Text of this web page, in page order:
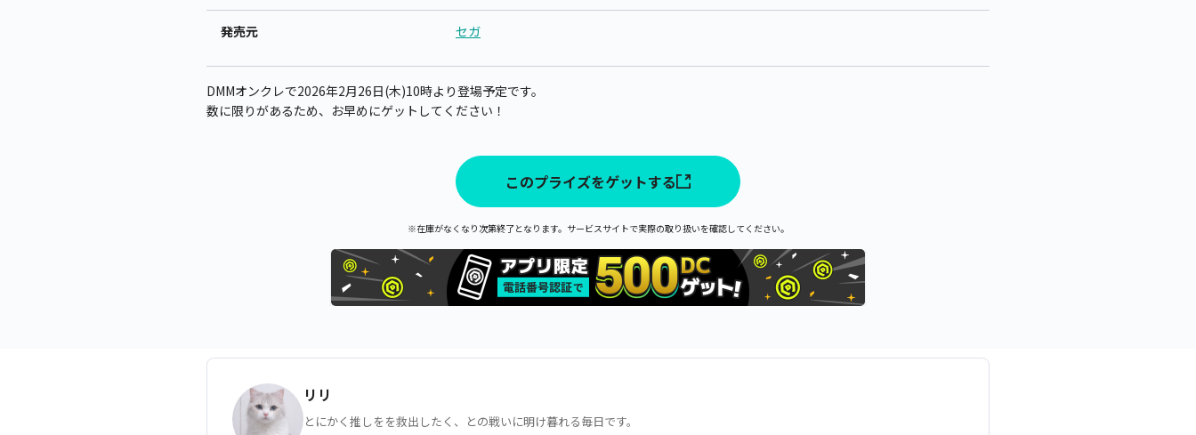
発売元 セガ
DMMオンクレで2026年2月26日(木)10時より登場予定です。
数に限りがあるため、お早めにゲットしてください！
このプライズをゲットする
※在庫がなくなり次第終了となります。サービスサイトで実際の取り扱いを確認してください。
リリ
とにかく推しをを救出したく、との戦いに明け暮れる毎日です。